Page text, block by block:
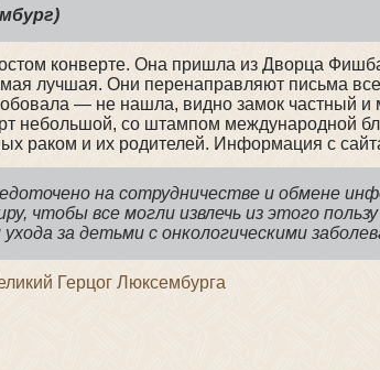
конверте. Она пришла из Дворца
лучшая. Они перенаправляют письма
— не нашла, видно замок частный и
небольшой, со штампом международной
раком и их родителей. Информация с
на сотрудничестве и обмене
чтобы все могли извлечь из этого
за детьми с онкологическими